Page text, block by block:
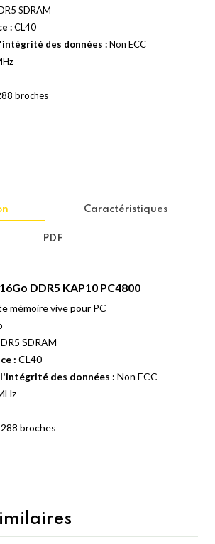
SDRAM
:CL40
des données :Non ECC
broches
Caractéristiques
PDF
DDR5 KAP10 PC4800
mémoire vive pour PC
SDRAM
: CL40
des données : Non ECC
broches